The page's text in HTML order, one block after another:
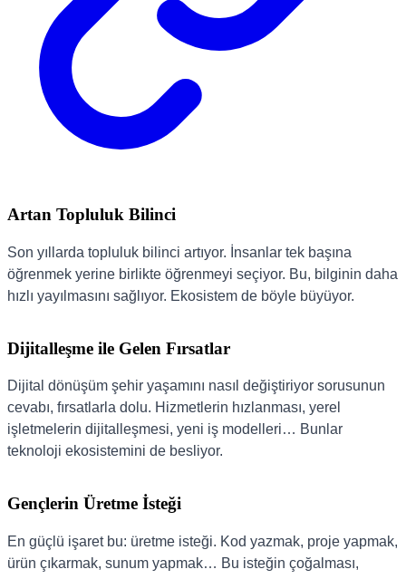
Artan Topluluk Bilinci
Son yıllarda topluluk bilinci artıyor. İnsanlar tek başına
öğrenmek yerine birlikte öğrenmeyi seçiyor. Bu, bilginin daha
hızlı yayılmasını sağlıyor. Ekosistem de böyle büyüyor.
Dijitalleşme ile Gelen Fırsatlar
Dijital dönüşüm şehir yaşamını nasıl değiştiriyor sorusunun
cevabı, fırsatlarla dolu. Hizmetlerin hızlanması, yerel
işletmelerin dijitalleşmesi, yeni iş modelleri… Bunlar
teknoloji ekosistemini de besliyor.
Gençlerin Üretme İsteği
En güçlü işaret bu: üretme isteği. Kod yazmak, proje yapmak,
ürün çıkarmak, sunum yapmak… Bu isteğin çoğalması,